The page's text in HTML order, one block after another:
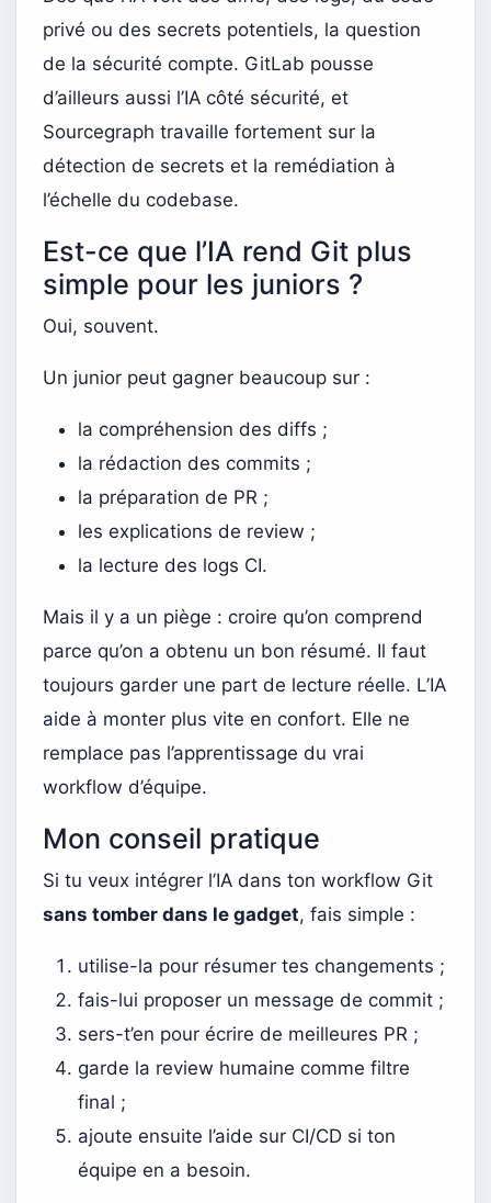
privé ou des secrets potentiels, la question
de la sécurité compte. GitLab pousse
d’ailleurs aussi l’IA côté sécurité, et
Sourcegraph travaille fortement sur la
détection de secrets et la remédiation à
l’échelle du codebase.
Est-ce que l’IA rend Git plus
simple pour les juniors ?
Oui, souvent.
Un junior peut gagner beaucoup sur :
la compréhension des diffs ;
la rédaction des commits ;
la préparation de PR ;
les explications de review ;
la lecture des logs CI.
Mais il y a un piège : croire qu’on comprend
parce qu’on a obtenu un bon résumé. Il faut
toujours garder une part de lecture réelle. L’IA
aide à monter plus vite en confort. Elle ne
remplace pas l’apprentissage du vrai
workflow d’équipe.
Mon conseil pratique
Si tu veux intégrer l’IA dans ton workflow Git
sans tomber dans le gadget, fais simple :
utilise-la pour résumer tes changements ;
fais-lui proposer un message de commit ;
sers-t’en pour écrire de meilleures PR ;
garde la review humaine comme filtre
final ;
ajoute ensuite l’aide sur CI/CD si ton
équipe en a besoin.